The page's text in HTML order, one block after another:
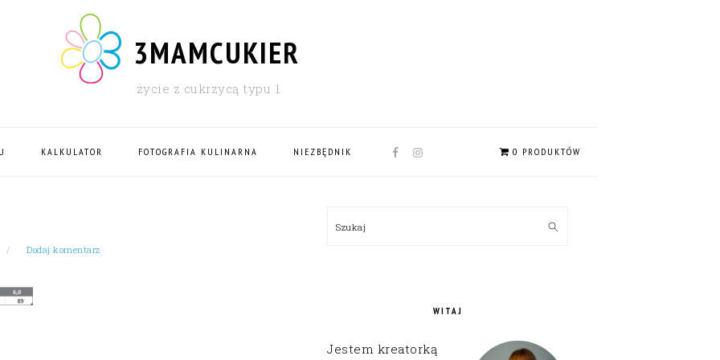
3MAMCUKIER
życie z cukrzycą typu 1
KALKULATOR FOTOGRAFIA KULINARNA NIEZBĘDNIK
NAV
0 PRODUKTÓW
Dodaj komentarz
SIDEBAR
Szukaj
WITAJ
Jestem kreatorką